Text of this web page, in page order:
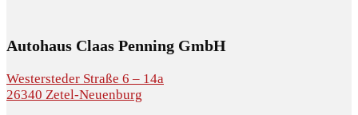
Autohaus Claas Penning GmbH
Westersteder Straße 6 – 14a
26340 Zetel-Neuenburg